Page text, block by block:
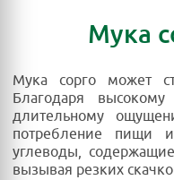
Мука
Мука сорго может
Благодаря
длительному
потребление пищи
углеводы,
вызывая резких